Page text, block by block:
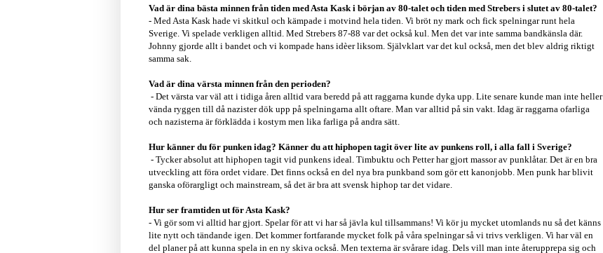
Vad är dina bästa minnen från tiden med Asta Kask i början av 80-talet och tiden med Strebers i slutet av 80-talet?
- Med Asta Kask hade vi skitkul och kämpade i motvind hela tiden. Vi bröt ny mark och fick spelningar runt hela
Sverige. Vi spelade verkligen alltid. Med Strebers 87-88 var det också kul. Men det var inte samma bandkänsla där.
Johnny gjorde allt i bandet och vi kompade hans idèer liksom. Självklart var det kul också, men det blev aldrig riktigt
samma sak.
Vad är dina värsta minnen från den perioden?
- Det värsta var väl att i tidiga åren alltid vara beredd på att raggarna kunde dyka upp. Lite senare kunde man inte heller
vända ryggen till då nazister dök upp på spelningarna allt oftare. Man var alltid på sin vakt. Idag är raggarna ofarliga
och nazisterna är förklädda i kostym men lika farliga på andra sätt.
Hur känner du för punken idag? Känner du att hiphopen tagit över lite av punkens roll, i alla fall i Sverige?
- Tycker absolut att hiphopen tagit vid punkens ideal. Timbuktu och Petter har gjort massor av punklåtar. Det är en bra
utveckling att föra ordet vidare. Det finns också en del nya bra punkband som gör ett kanonjobb. Men punk har blivit
ganska oförargligt och mainstream, så det är bra att svensk hiphop tar det vidare.
Hur ser framtiden ut för Asta Kask?
- Vi gör som vi alltid har gjort. Spelar för att vi har så jävla kul tillsammans! Vi kör ju mycket utomlands nu så det känns
lite nytt och tändande igen. Det kommer fortfarande mycket folk på våra spelningar så vi trivs verkligen. Vi har väl en
del planer på att kunna spela in en ny skiva också. Men texterna är svårare idag. Dels vill man inte återupprepa sig och